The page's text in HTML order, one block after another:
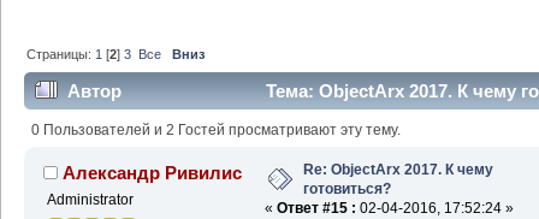
Страницы: 1 [2]3 Все Вниз
Автор Тема: ObjectArx 2017. К чему
0 Пользователей и 2 Гостей просматривают эту тему.
Александр Ривилис
Administrator
Re: ObjectArx 2017. К чему
готовиться?
« Ответ #15 : 02-04-2016, 17:52:24 »